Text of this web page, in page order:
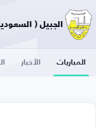
الجبيل ( السعودية )
المباريات الأخبار